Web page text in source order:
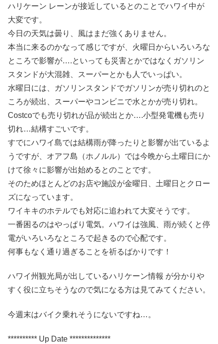
ハリケーン レーンが接近しているとのことでハワイ中が
大変です。
今日の天気は曇り、風はまだ強くありません。
本当に来るのかなって感じですが、火曜日からいろいろな
ところで影響が….といっても災害とかではなくガソリン
スタンドが大混雑、スーパーとかも人でいっぱい。
水曜日には、ガソリンスタンドでガソリンが売り切れのと
ころが続出、スーパーやコンビニで水とかが売り切れ。
Costcoでも売り切れが品が続出とか….小型発電機も売り
切れ…結構すごいです。
すでにハワイ島では結構雨が降ったりと影響が出ているよ
うですが、オアフ島（ホノルル）では今晩から土曜日にか
けて徐々に影響が出始めるとのことです。
そのためほとんどのお店や施設が金曜日、土曜日とクロー
ズになっています。
ワイキキのホテルでも対応に追われて大変そうです。
一番困るのはやっぱり電気。ハワイは強風、雨が続くと停
電がいろいろなところで起きるので心配です。
何事もなく通り過ぎることを祈るばかりです！
ハワイ州観光局が出しているハリケーン情報 が分かりや
すく役に立ちそうなので気になる方は見てみてください。
今週末はバイク乗れそうにないですね…。
********** Up Date **************